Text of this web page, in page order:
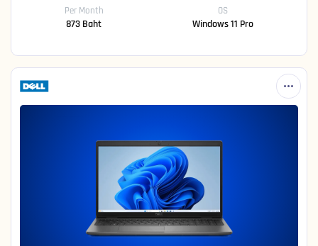
Per Month
873 Baht
OS
Windows 11 Pro